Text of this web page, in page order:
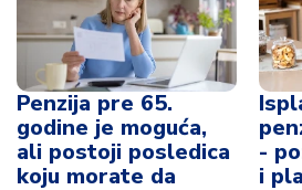
Penzija pre 65.
godine je moguća,
ali postoji posledica
koju morate da
-
i